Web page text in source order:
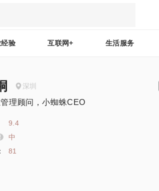
验 互联网+ 生活服务
深圳
理顾问，小蜘蛛CEO
9.4
中
81